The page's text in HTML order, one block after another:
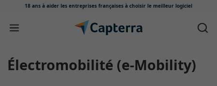
18 ans à aider les entreprises françaises à choisir le meilleur logiciel
Passer au contenu
Électromobilité (e-Mobility)